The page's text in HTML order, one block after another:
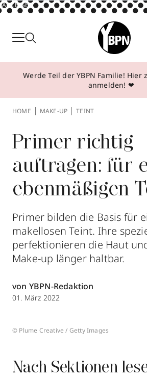
ANZEIGE
Parfum
Make-up
Behandlungen
Über YBPN
Aktionen
Storefinder
Werde Teil der YBPN Familie! Hier
anmelden! ❤
HOME MAKE-UP TEINT
Primer richtig
auftragen: für
ebenmäßigen
Primer bilden die Basis für
makellosen Teint. Ihre
perfektionieren die Haut
Make-up länger haltbar.
von YBPN-Redaktion
01. März 2022
© Plume Creative / Getty Images
Nach Sektionen